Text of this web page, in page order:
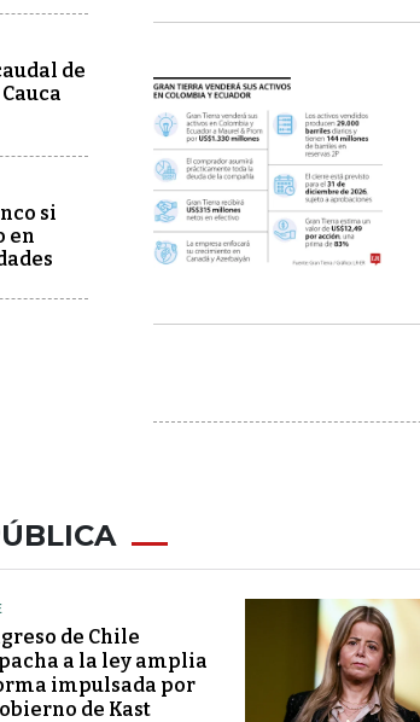
de
si
en
de Chile
a la ley amplia
impulsada por
de Kast